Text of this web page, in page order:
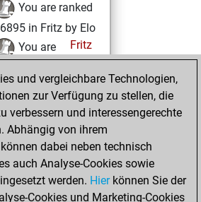
You are ranked
in Fritz by Elo
Fritz
You are
Beauty
8, 2020
You won
Fritz
Fritz
und vergleichbare Technologien,
zur Verfügung zu stellen, die
verbessern und interessengerechte
Abhängig von ihrem
dabei neben technisch
auch Analyse-Cookies sowie
werden. Hierkönnen Sie der
Cookies und Marketing-Cookies